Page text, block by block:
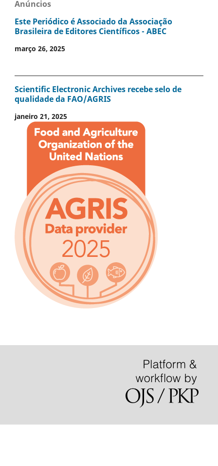
Anúncios
Este Periódico é Associado da Associação
Brasileira de Editores Científicos - ABEC
março 26, 2025
Scientific Electronic Archives recebe selo de
qualidade da FAO/AGRIS
janeiro 21, 2025